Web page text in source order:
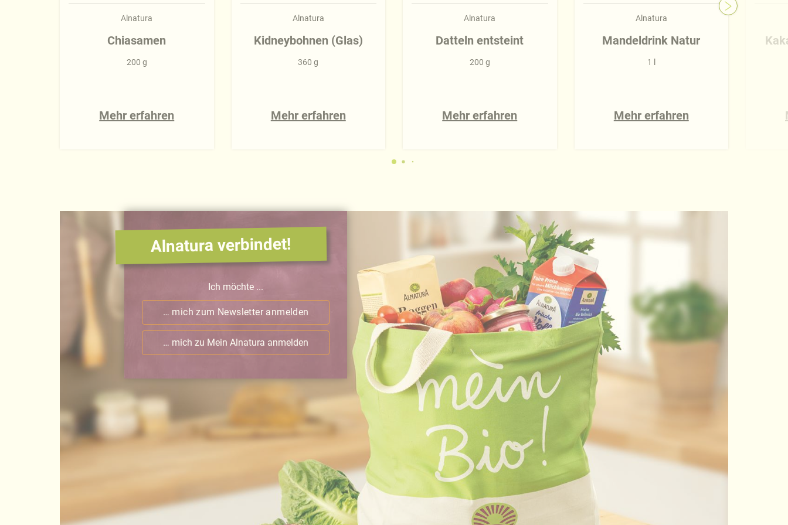
Alnatura
Chiasamen
200 g
Mehr erfahren
Alnatura
Kidneybohnen (Glas)
360 g
Mehr erfahren
Alnatura
Datteln entsteint
200 g
Mehr erfahren
Alnatura
Mandeldrink Natur
1 l
Mehr erfahren
Alnatura verbindet!
Ich möchte ...
… mich zum Newsletter anmelden
… mich zu Mein Alnatura anmelden